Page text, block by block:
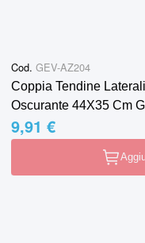
Cod. GEV-AZ204
Coppia Tendine
Oscurante 44X35 Cm
9,91 €